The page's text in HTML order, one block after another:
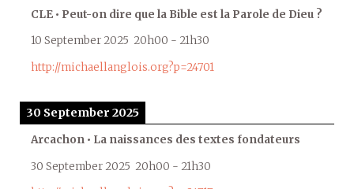
CLE • Peut-on dire que la Bible est la Parole de Dieu ?
10 September 2025 20h00 - 21h30
http://michaellanglois.org?p=24701
30 September 2025
Arcachon • La naissances des textes fondateurs
30 September 2025 20h00 - 21h30